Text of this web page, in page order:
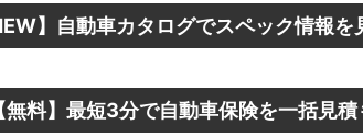
】自動車カタログでスペック情報を
無料】最短3分で自動車保険を一括見積